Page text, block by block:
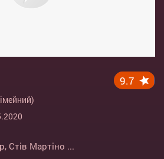
9.7
, Стів Мартіно ...